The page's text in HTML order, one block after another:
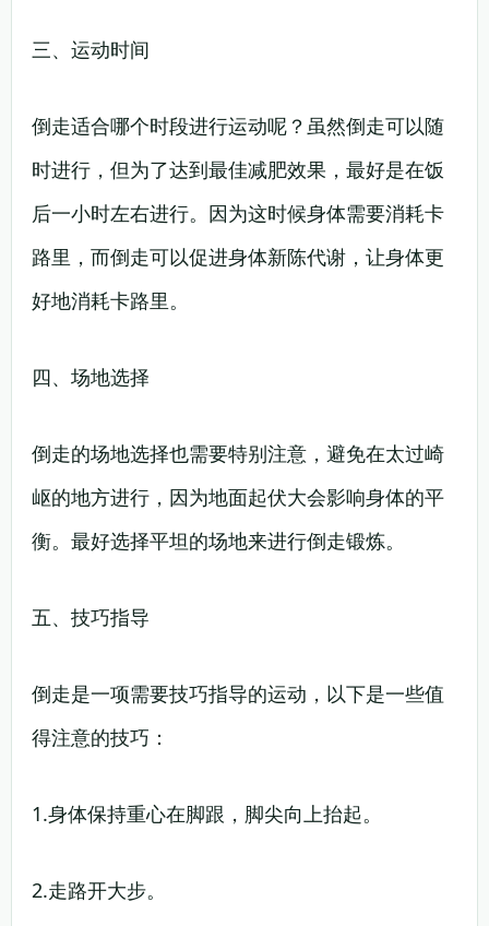
三、运动时间
倒走适合哪个时段进行运动呢？虽然倒走可以随
时进行，但为了达到最佳减肥效果，最好是在饭
后一小时左右进行。因为这时候身体需要消耗卡
路里，而倒走可以促进身体新陈代谢，让身体更
好地消耗卡路里。
四、场地选择
倒走的场地选择也需要特别注意，避免在太过崎
岖的地方进行，因为地面起伏大会影响身体的平
衡。最好选择平坦的场地来进行倒走锻炼。
五、技巧指导
倒走是一项需要技巧指导的运动，以下是一些值
得注意的技巧：
1.身体保持重心在脚跟，脚尖向上抬起。
2.走路开大步。